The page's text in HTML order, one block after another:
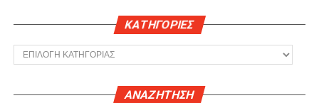
KΑΤΗΓΟΡΊΕΣ
Kατηγορίες
ΑΝΑΖΗΤΗΣΗ